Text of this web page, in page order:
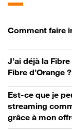
Comment faire
J’ai déjà la
Fibre d’Orange ?
Est-ce que je
streaming
grâce à mon